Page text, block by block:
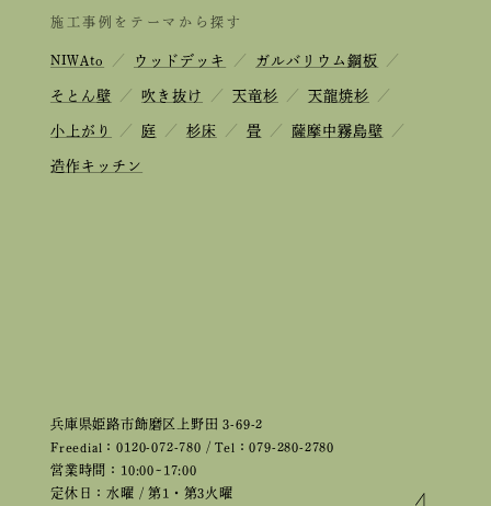
兵庫県姫路市飾磨区上野田 3-69-2
Freedial：0120-072-780 / Tel：079-280-2780
営業時間：10:00~17:00
定休日：水曜 / 第1・第3火曜
施工事例をテーマから探す
NIWAto ／ ウッドデッキ ／ ガルバリウム鋼板 ／
そとん壁 ／ 吹き抜け ／ 天竜杉 ／ 天龍焼杉 ／
小上がり ／ 庭 ／ 杉床 ／ 畳 ／ 薩摩中霧島壁 ／
造作キッチン